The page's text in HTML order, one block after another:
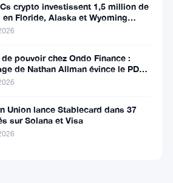
crypto investissent 1,5 million de
Floride, Alaska et Wyoming
revers au Michigan
pouvoir chez Ondo Finance :
de Nathan Allman évince le PDG
le 24 juillet
Union lance Stablecard dans 37
sur Solana et Visa